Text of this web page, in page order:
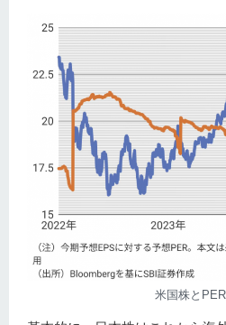
米国株と